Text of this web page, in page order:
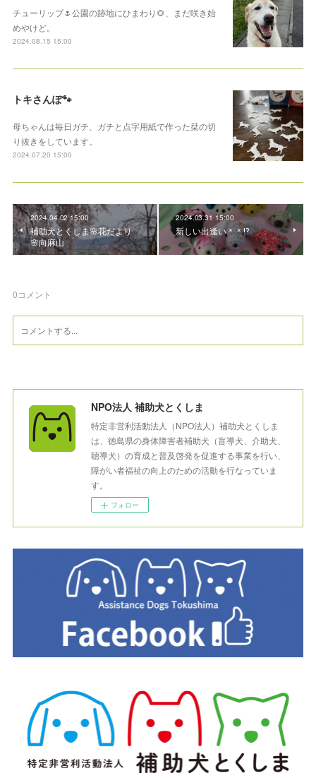
チューリップ🌷公園の跡地にひまわり🌻、まだ咲き始
めやけど。
2024.08.15 15:00
トキさんぽ🐾
母ちゃんは毎日ガチ、ガチと点字用紙で作った栞の切
り抜きをしています。
2024.07.20 15:00
2024.04.02 15:00
補助犬とくしま🌸花だより
🌸向麻山
2024.03.31 15:00
新しい出逢い＊＊⁉︎
0コメント
NPO法人 補助犬とくしま
特定非営利活動法人（NPO法人）補助犬とくしま
は、徳島県の身体障害者補助犬（盲導犬、介助犬、
聴導犬）の育成と普及啓発を促進する事業を行い、
障がい者福祉の向上のための活動を行なっていま
す。
フォロー